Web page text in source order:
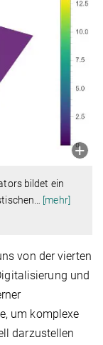
bildet ein
… [mehr]
von der vierten
und
um komplexe
darzustellen